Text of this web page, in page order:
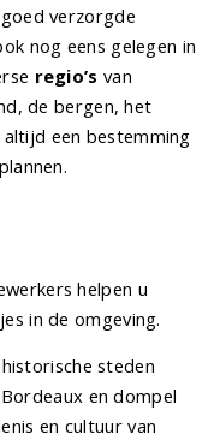
verzorgde
nog eens gelegen in
regio’s van
de bergen, het
een bestemming
helpen u
in de omgeving.
steden
en dompel
en cultuur van